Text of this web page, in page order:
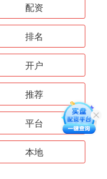
配资
排名
开户
推荐
平台
本地